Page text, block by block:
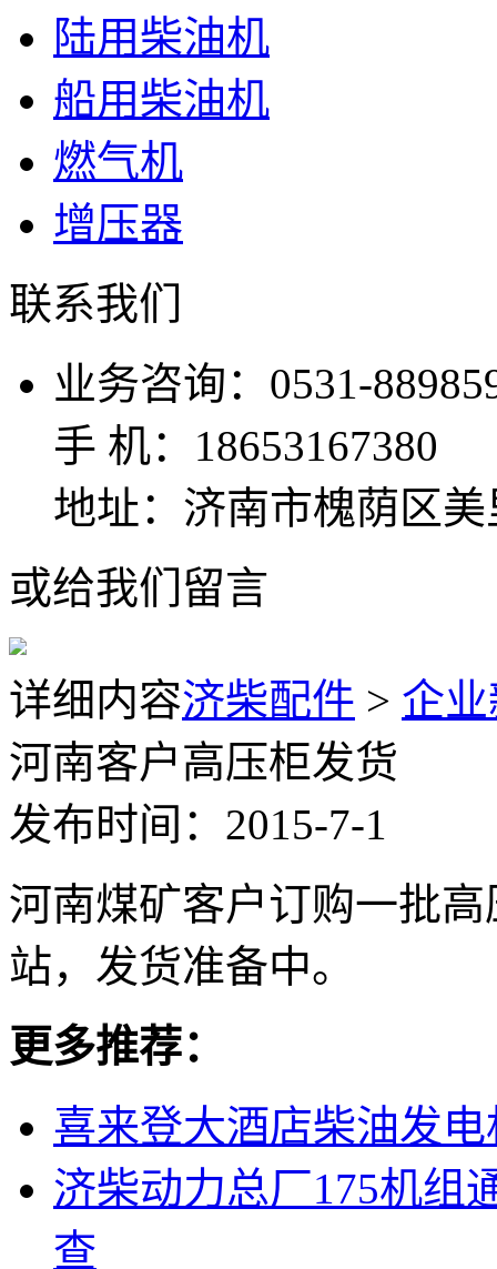
陆用柴油机
船用柴油机
燃气机
增压器
联系我们
业务咨询：0531-
手 机：18653167380
地址：济南市槐荫区
或给我们留言
详细内容济柴配件 > 企
河南客户高压柜发货
发布时间：2015-7-1
河南煤矿客户订购一批
站，发货准备中。
更多推荐：
喜来登大酒店柴油发
济柴动力总厂175机组
查